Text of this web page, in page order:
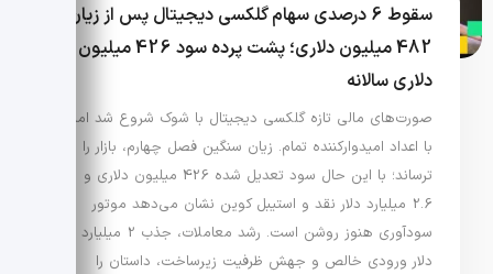
سقوط 6 درصدی سهام گلکسی دیجیتال پس از زیان
482 میلیون دلاری؛ پشت پرده سود 426 میلیون
دلاری سالانه
صورت‌های مالی تازه گلکسی دیجیتال با شوک شروع شد اما
با اعداد امیدوارکننده تمام. زیان سنگین فصل چهارم، بازار را
ترساند؛ با این حال سود تعدیل شده 426 میلیون دلاری و
2.6 میلیارد دلار نقد و استیبل کوین نشان می‌دهد موتور
سودآوری هنوز روشن است. رشد معاملات، جذب 2 میلیارد
دلار ورودی خالص و جهش ظرفیت زیرساخت، داستان را